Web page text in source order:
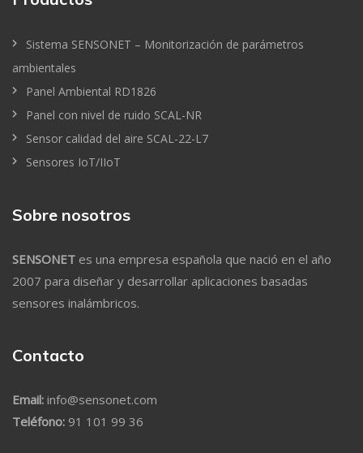
Sistema SENSONET – Monitorización de parámetros
ambientales
Panel Ambiental RD1826
Panel con nivel de ruido SCAL-NR
Sensor calidad del aire SCAL-22-L7
Sensores IoT/IIoT
Sobre nosotros
SENSONET es una empresa española que nació en el año
2007 para diseñar y desarrollar aplicaciones basadas
sensores inalámbricos.
Contacto
Email: info@sensonet.com
Teléfono: 91 101 99 36